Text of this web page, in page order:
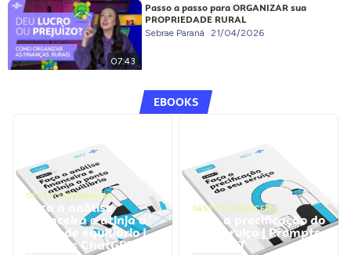
07:43
Passo a passo para ORGANIZAR sua
PROPRIEDADE RURAL
Sebrae Paraná 21/04/2026
EBOOKS
GESTÃO FINANCEIRA
Faça a análise
financeira e atinja o
ponto de equilíbrio |
Prompts ChatGPT
GESTÃO FINANCEIRA
Faça a precificação do
seu serviço | Prompts
ChatGPT